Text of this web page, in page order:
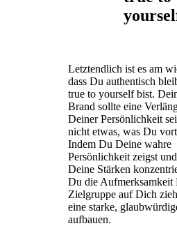
Letztendlich ist es am
dass Du authentisch
true to yourself bist.
Brand sollte eine
Deiner Persönlichkeit
nicht etwas, was Du
Indem Du Deine wahre
Persönlichkeit zeigst
Deine Stärken
Du die Aufmerksamkeit
Zielgruppe auf Dich
eine starke,
aufbauen.